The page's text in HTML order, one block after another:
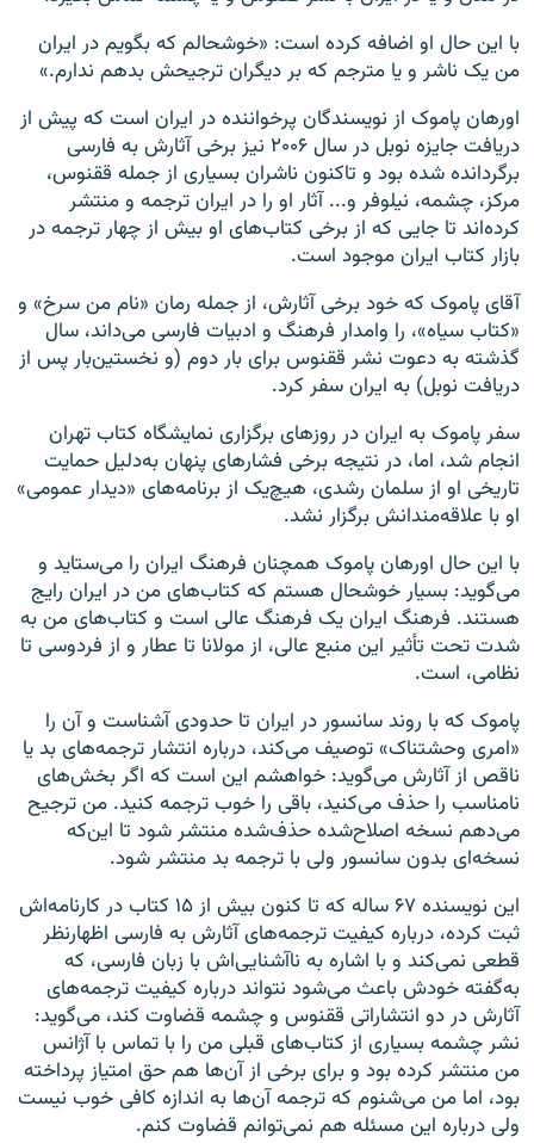
با این حال او اضافه کرده است: «خوشحالم که بگویم در ایران
من یک ناشر و یا مترجم که بر دیگران ترجیحش بدهم ندارم.
»
اورهان پاموک از نویسندگان پرخواننده در ایران است که پیش از
دریافت جایزه نوبل در سال ۲۰۰۶ نیز برخی آثارش به فارسی
برگردانده شده بود و تاکنون ناشران بسیاری از جمله ققنوس،
مرکز، چشمه، نیلوفر و... آثار او را در ایران ترجمه و منتشر
کرده‌اند تا جایی که از برخی کتاب‌های او بیش از چهار ترجمه در
بازار کتاب ایران موجود است.
آقای پاموک که خود برخی آثارش، از جمله رمان «نام من سرخ» و
«کتاب سیاه»، را وامدار فرهنگ و ادبیات فارسی می‌داند، سال
گذشته به دعوت نشر ققنوس برای بار دوم (و نخستین‌بار پس از
دریافت نوبل) به ایران سفر کرد.
سفر پاموک به ایران در روزهای برگزاری نمایشگاه کتاب تهران
انجام شد، اما، در نتیجه برخی فشارهای پنهان به‌‌دلیل حمایت
تاریخی او از سلمان رشدی، هیچ‌یک از برنامه‌های «دیدار عمومی»
او با علاقه‌مندانش برگزار نشد.
با این حال اورهان پاموک همچنان فرهنگ ایران را می‌ستاید و
می‌گوید: بسیار خوشحال هستم که کتاب‌های من در ایران رایج
هستند. فرهنگ ایران یک فرهنگ عالی است و کتاب‌های من به
شدت تحت تأثیر این منبع عالی، از مولانا تا عطار و از فردوسی تا
نظامی، است.
پاموک که با روند سانسور در ایران تا حدودی آشناست و آن را
«امری وحشتناک» توصیف می‌کند، درباره انتشار ترجمه‌های بد یا
ناقص از آثارش می‌گوید: خواهشم این است که اگر بخش‌های
نامناسب را حذف می‌کنید، باقی را خوب ترجمه کنید. من ترجیح
می‌دهم نسخه اصلاح‌شده حذف‌شده منتشر شود تا اینکه
نسخه‌ای بدون سانسور ولی با ترجمه بد منتشر شود.
این نویسنده ۶۷ ساله که تا کنون بیش از ۱۵ کتاب در کارنامه‌اش
ثبت کرده، درباره کیفیت ترجمه‌های آثارش به فارسی اظهارنظر
قطعی نمی‌کند و با اشاره به ناآشنایی‌اش با زبان فارسی، که
به‌گفته خودش باعث می‌شود نتواند درباره کیفیت ترجمه‌های
آثارش در دو انتشاراتی ققنوس و چشمه قضاوت کند، می‌گوید:
نشر چشمه بسیاری از کتاب‌های قبلی من را با تماس با آژانس
من منتشر کرده بود و برای برخی از آن‌ها هم حق امتیاز پرداخته
بود، اما من می‌شنوم که ترجمه آن‌ها به اندازه کافی خوب نیست
ولی درباره این مسئله هم نمی‌توانم قضاوت کنم.